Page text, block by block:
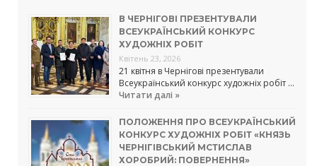
В ЧЕРНІГОВІ ПРЕЗЕНТУВАЛИ
ВСЕУКРАЇНСЬКИЙ КОНКУРС
ХУДОЖНІХ РОБІТ
Квітень 23, 2026
21 квітня в Чернігові презентували
Всеукраїнський конкурс художніх робіт …
Читати далі »
ПОЛОЖЕННЯ ПРО ВСЕУКРАЇНСЬКИЙ
КОНКУРС ХУДОЖНІХ РОБІТ «КНЯЗЬ
ЧЕРНІГІВСЬКИЙ МСТИСЛАВ
ХОРОБРИЙ: ПОВЕРНЕННЯ»